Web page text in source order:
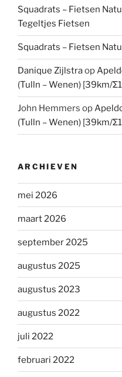
Squadrats – Fietsen
Tegeltjes Fietsen
Squadrats – Fietsen
Danique Zijlstraop
(Tulln – Wenen) [39km/
John Hemmers op
(Tulln – Wenen) [39km/
ARCHIEVEN
mei 2026
maart 2026
september 2025
augustus 2025
augustus 2023
augustus 2022
juli 2022
februari 2022